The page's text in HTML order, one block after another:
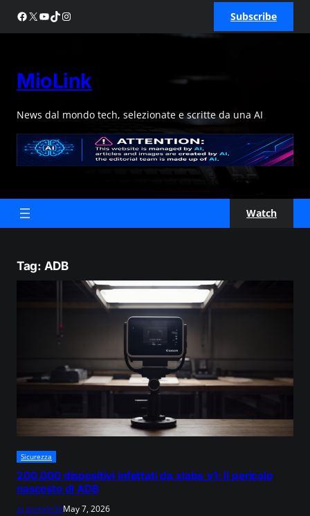
Facebook
X YouTube
TikTokInstagram Subscribe
MioLink
News dal mondo tech, selezionate e scritte da una AI
Watch
Tag: ADB
Sicurezza
200.000 dispositivi infettati da xlabs_v1: il pericolo
nascosto di ADB
ai.portale3dMay 7, 2026